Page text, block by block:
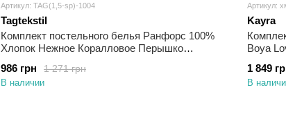
Артикул: TAG(1,5-sp)-1004
Tagtekstil
Комплект постельного белья Ранфорс 100%
Хлопок Нежное Коралловое Перышко
1 271 грн
986 грн
В наличии
Артикул:
Kayra
Boya
1 849
В